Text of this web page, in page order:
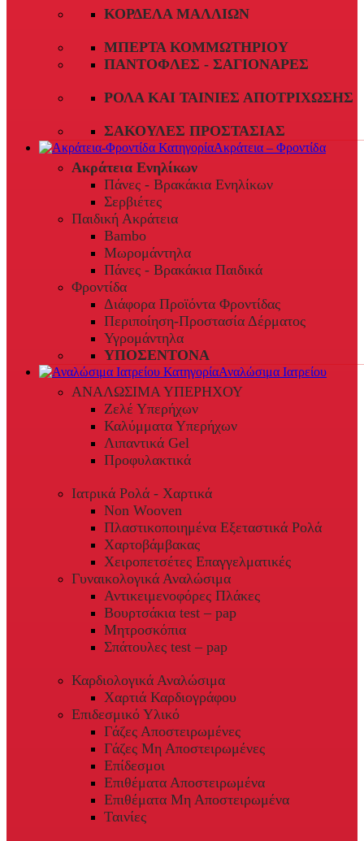
ΚΟΡΔΈΛΑ ΜΑΛΛΙΏΝ
ΜΠΈΡΤΑ ΚΟΜΜΩΤΗΡΊΟΥ
ΠΑΝΤΌΦΛΕΣ - ΣΑΓΙΟΝΆΡΕΣ
ΡΟΛΆ ΚΑΙ ΤΑΙΝΊΕΣ ΑΠΟΤΡΊΧΩΣΗΣ
ΣΑΚΟΎΛΕΣ ΠΡΟΣΤΑΣΊΑΣ
Ακράτεια – Φροντίδα
Ακράτεια Ενηλίκων
Πάνες - Βρακάκια Ενηλίκων
Σερβιέτες
Παιδική Ακράτεια
Bambo
Μωρομάντηλα
Πάνες - Βρακάκια Παιδικά
Φροντίδα
Διάφορα Προϊόντα Φροντίδας
Περιποίηση-Προστασία Δέρματος
Υγρομάντηλα
ΥΠΟΣΕΝΤΟΝΑ
Αναλώσιμα Ιατρείου
ΑΝΑΛΩΣΙΜΑ ΥΠΕΡΗΧΟΥ
Ζελέ Υπερήχων
Καλύμματα Υπερήχων
Λιπαντικά Gel
Προφυλακτικά
Ιατρικά Ρολά - Χαρτικά
Non Wooven
Πλαστικοποιημένα Εξεταστικά Ρολά
Χαρτοβάμβακας
Χειροπετσέτες Επαγγελματικές
Γυναικολογικά Αναλώσιμα
Αντικειμενοφόρες Πλάκες
Βουρτσάκια test – pap
Μητροσκόπια
Σπάτουλες test – pap
Καρδιολογικά Αναλώσιμα
Χαρτιά Καρδιογράφου
Επιδεσμικό Υλικό
Γάζες Αποστειρωμένες
Γάζες Μη Αποστειρωμένες
Επίδεσμοι
Επιθέματα Αποστειρωμένα
Επιθέματα Μη Αποστειρωμένα
Ταινίες